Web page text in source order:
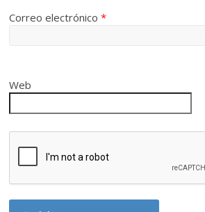
Correo electrónico*
Web